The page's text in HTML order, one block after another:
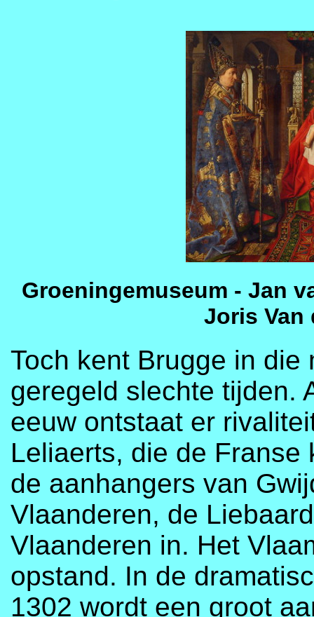
Groeningemuseum - Jan
Joris Van
Toch kent Brugge in
geregeld slechte tijden.
eeuw ontstaat er
Leliaerts, die de
de aanhangers van
Vlaanderen, de
Vlaanderen in. Het
opstand. In de
1302 wordt een groot